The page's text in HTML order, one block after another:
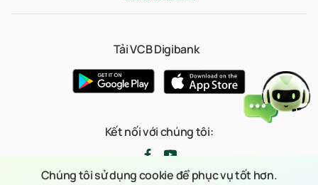
Tải VCB Digibank
Kết nối với chúng tôi:
Chúng tôi sử dụng cookie để phục vụ tốt hơn.